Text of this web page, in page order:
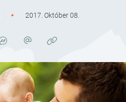
2017. Október 08.